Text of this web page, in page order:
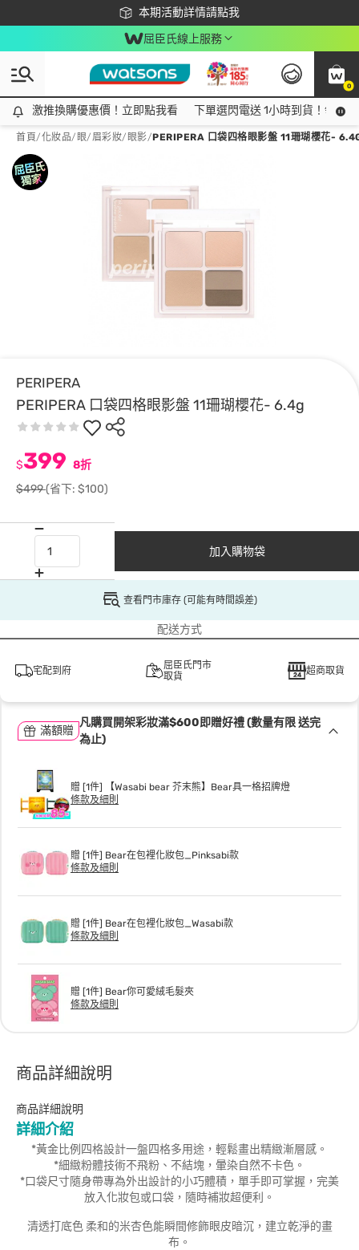
本期活動詳情請點我
下載app最高回饋$350
屈臣氏線上服務
0
激推換購優惠價！立即點我看
激推換購優惠價！立即點我看 下單選閃電送 1小時到貨！領神
首頁/化妝品/ 眼/眉彩妝/ 眼影/PERIPERA 口袋四格眼影盤 11珊瑚櫻花-
PERIPERA
PERIPERA 口袋四格眼影盤 11珊瑚櫻花- 6.4g
$399 8折
$499(省下: $100)
加入購物袋
查看門市庫存 (可能有時間誤差)
配送方式
宅配到府
屈臣氏門市
取貨
超商取貨
滿額贈
凡購買開架彩妝滿$600即贈好禮 (數量有限 送完
為止)
贈 [1件] 【Wasabi bear 芥末熊】Bear具一格招牌燈
條款及細則
贈 [1件] Bear在包裡化妝包_Pinksabi款
條款及細則
贈 [1件] Bear在包裡化妝包_Wasabi款
條款及細則
贈 [1件] Bear你可愛絨毛髮夾
條款及細則
商品詳細說明
商品詳細說明
詳細介紹
*黃金比例四格設計一盤四格多用途，輕鬆畫出精緻漸層感。
*細緻粉體技術不飛粉、不結塊，暈染自然不卡色。
*口袋尺寸隨身帶專為外出設計的小巧體積，單手即可掌握，完美
放入化妝包或口袋，隨時補妝超便利。
清透打底色 柔和的米杏色能瞬間修飾眼皮暗沉，建立乾淨的畫
布。